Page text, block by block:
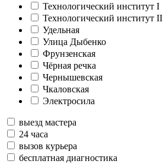
Технологический институт I
Технологический институт II
Удельная
Улица Дыбенко
Фрунзенская
Чёрная речка
Чернышевская
Чкаловская
Электросила
выезд мастера
24 часа
вызов курьера
бесплатная диагностика